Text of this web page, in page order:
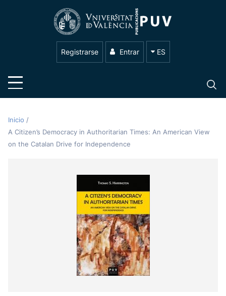
Registrarse Entrar ES
Inicio /
A Citizen’s Democracy in Authoritarian Times: An American View
on the Catalan Drive for Independence